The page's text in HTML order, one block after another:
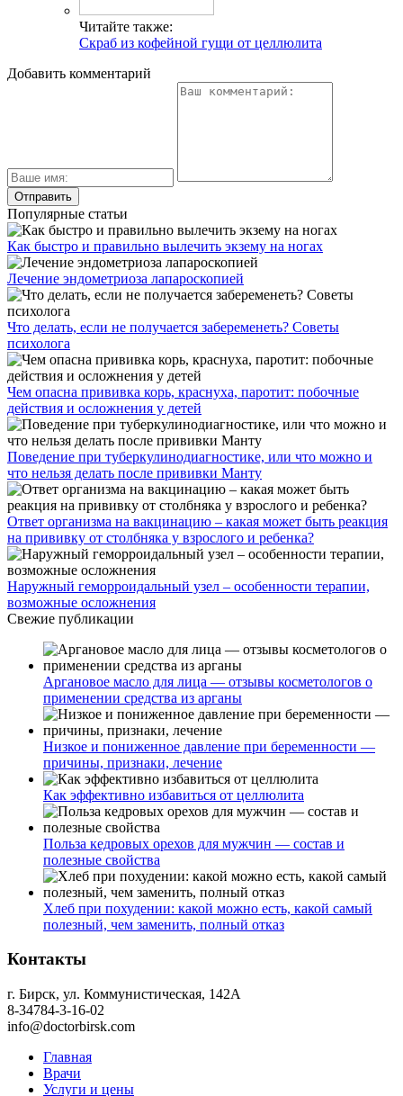
Читайте также:
Скраб из кофейной гущи от целлюлита
Добавить комментарий
Популярные статьи
Как быстро и правильно вылечить экзему на ногах
Лечение эндометриоза лапароскопией
Что делать, если не получается забеременеть? Советы
психолога
Чем опасна прививка корь, краснуха, паротит: побочные
действия и осложнения у детей
Поведение при туберкулинодиагностике, или что можно и
что нельзя делать после прививки Манту
Ответ организма на вакцинацию – какая может быть реакция
на прививку от столбняка у взрослого и ребенка?
Наружный геморроидальный узел – особенности терапии,
возможные осложнения
Свежие публикации
Аргановое масло для лица — отзывы косметологов о
применении средства из арганы
Низкое и пониженное давление при беременности —
причины, признаки, лечение
Как эффективно избавиться от целлюлита
Польза кедровых орехов для мужчин — состав и
полезные свойства
Хлеб при похудении: какой можно есть, какой самый
полезный, чем заменить, полный отказ
Контакты
г. Бирск, ул. Коммунистическая, 142А
8-34784-3-16-02
info@doctorbirsk.com
Главная
Врачи
Услуги и цены